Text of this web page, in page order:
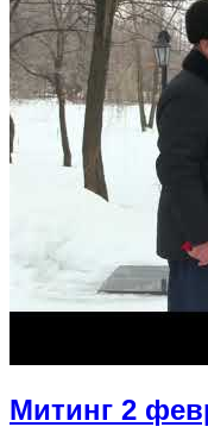
Митинг 2